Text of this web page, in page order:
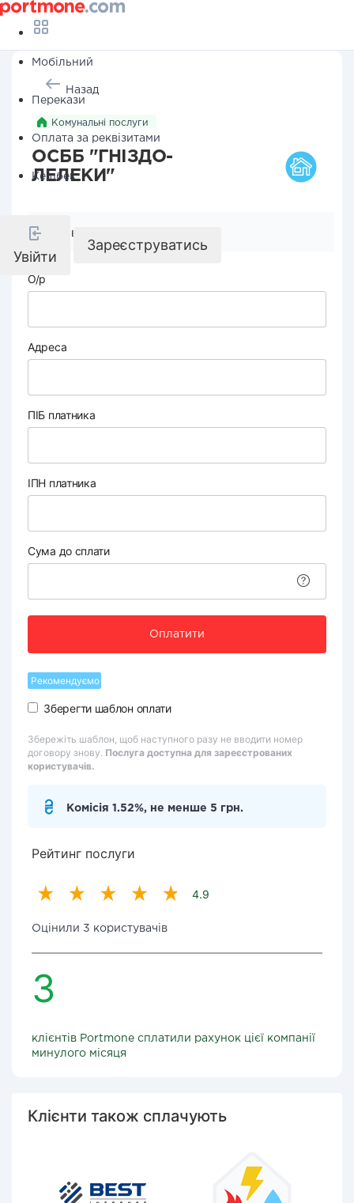
Мобільний
Перекази
Оплата за реквізитами
Кешбек
Увійти
Зареєструватись
Назад
Комунальні послуги
ОСББ "ГНІЗДО-
ЛЕЛЕКИ"
Реквізити компанії
О/р
Адреса
ПІБ платника
ІПН платника
Сума до сплати
Оплатити
Рекомендуємо
Зберегти шаблон оплати
Збережіть шаблон, щоб наступного разу не вводити номер
договору знову. Послуга доступна для зареєстрованих
користувачів.
Комісія 1.52%, не менше 5 грн.
Рейтинг послуги
4.9
Оцінили 3 користувачів
3
клієнтів Portmone сплатили рахунок цієї компанії
минулого місяця
Клієнти також сплачують